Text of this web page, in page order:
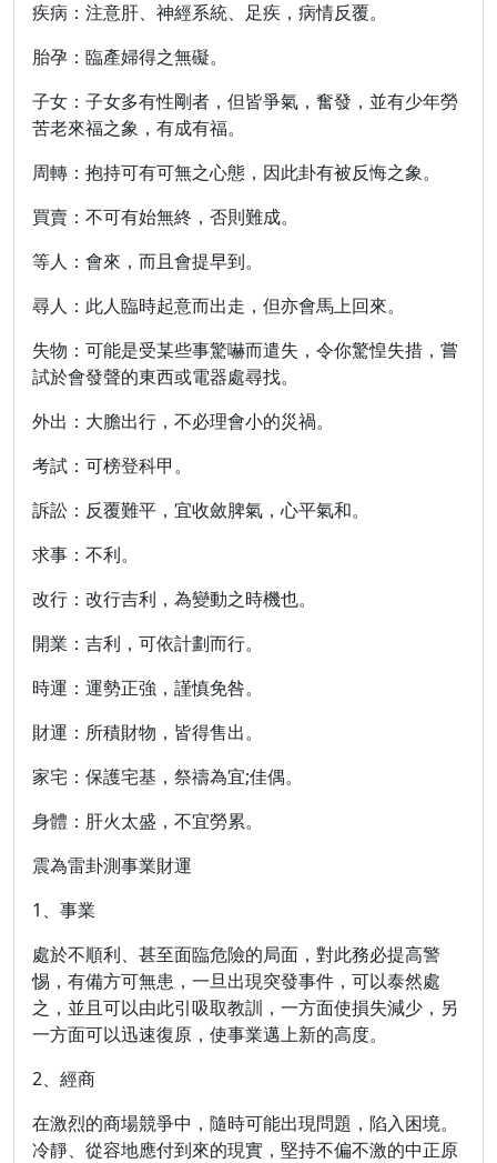
疾病：注意肝、神經系統、足疾，病情反覆。
胎孕：臨產婦得之無礙。
子女：子女多有性剛者，但皆爭氣，奮發，並有少年勞
苦老來福之象，有成有福。
周轉：抱持可有可無之心態，因此卦有被反悔之象。
買賣：不可有始無終，否則難成。
等人：會來，而且會提早到。
尋人：此人臨時起意而出走，但亦會馬上回來。
失物：可能是受某些事驚嚇而遣失，令你驚惶失措，嘗
試於會發聲的東西或電器處尋找。
外出：大膽出行，不必理會小的災禍。
考試：可榜登科甲。
訴訟：反覆難平，宜收斂脾氣，心平氣和。
求事：不利。
改行：改行吉利，為變動之時機也。
開業：吉利，可依計劃而行。
時運：運勢正強，謹慎免咎。
財運：所積財物，皆得售出。
家宅：保護宅基，祭禱為宜;佳偶。
身體：肝火太盛，不宜勞累。
震為雷卦測事業財運
1、事業
處於不順利、甚至面臨危險的局面，對此務必提高警
惕，有備方可無患，一旦出現突發事件，可以泰然處
之，並且可以由此引吸取教訓，一方面使損失減少，另
一方面可以迅速復原，使事業邁上新的高度。
2、經商
在激烈的商場競爭中，隨時可能出現問題，陷入困境。
冷靜、從容地應付到來的現實，堅持不偏不激的中正原